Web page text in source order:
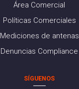
Área Comercial
Políticas Comerciales
Mediciones de antenas
Denuncias Compliance
SÍGUENOS